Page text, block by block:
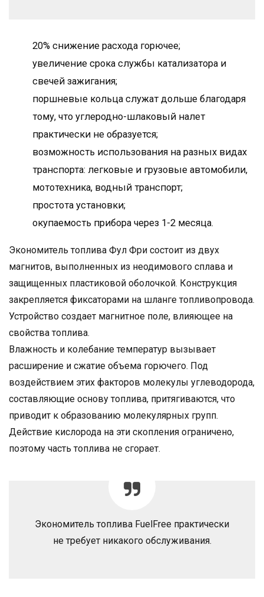
20% снижение расхода горючее;
увеличение срока службы катализатора и
свечей зажигания;
поршневые кольца служат дольше благодаря
тому, что углеродно-шлаковый налет
практически не образуется;
возможность использования на разных видах
транспорта: легковые и грузовые автомобили,
мототехника, водный транспорт;
простота установки;
окупаемость прибора через 1-2 месяца.
Экономитель топлива Фул Фри состоит из двух
магнитов, выполненных из неодимового сплава и
защищенных пластиковой оболочкой. Конструкция
закрепляется фиксаторами на шланге топливопровода.
Устройство создает магнитное поле, влияющее на
свойства топлива.
Влажность и колебание температур вызывает
расширение и сжатие объема горючего. Под
воздействием этих факторов молекулы углеводорода,
составляющие основу топлива, притягиваются, что
приводит к образованию молекулярных групп.
Действие кислорода на эти скопления ограничено,
поэтому часть топлива не сгорает.
Экономитель топлива FuelFree практически
не требует никакого обслуживания.